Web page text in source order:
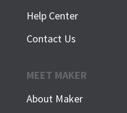
Help Center
Contact Us
MEET MAKER
About Maker